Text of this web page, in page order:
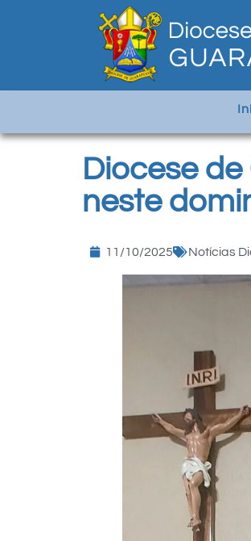
Diocese
neste
11/10/2025 Notícias